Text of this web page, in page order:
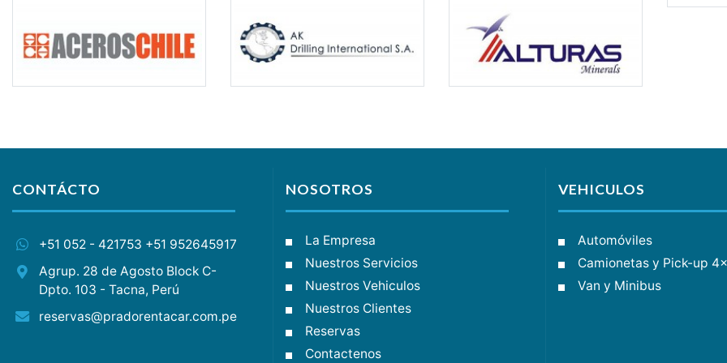
CONTÁCTO
+51 052 - 421753 +51 952645917
Agrup. 28 de Agosto Block C-
Dpto. 103 - Tacna, Perú
reservas@pradorentacar.com.pe
NOSOTROS
La Empresa
Nuestros Servicios
Nuestros Vehiculos
Nuestros Clientes
Reservas
Contactenos
VEHICULOS
Automóviles
Camionetas y Pick-up
Van y Minibus